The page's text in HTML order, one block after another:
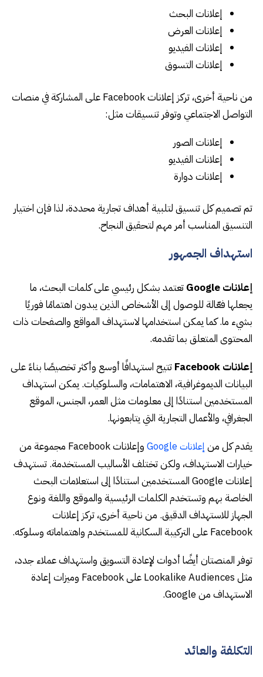
إعلانات البحث
إعلانات العرض
إعلانات الفيديو
إعلانات التسوق
من ناحية أخرى، تركز إعلانات Facebook على المشاركة في منصات
التواصل الاجتماعي وتوفر تنسيقات مثل:
إعلانات الصور
إعلانات الفيديو
إعلانات دوارة
تم تصميم كل تنسيق لتلبية أهداف تجارية محددة، لذا فإن اختيار
التنسيق المناسب أمر مهم لتحقيق النجاح.
استهداف الجمهور
إعلانات Google
تعتمد بشكل رئيسي على كلمات البحث، ما
يجعلها فعّالة للوصول إلى الأشخاص الذين يبدون اهتمامًا فوريًا
بشيء ما. كما يمكن استخدامها لاستهداف المواقع والصفحات ذات
المحتوى المتعلق بما تقدمه.
إعلانات Facebook
تتيح استهدافًا أوسع وأكثر تخصيصًا بناءً على
البيانات الديموغرافية، الاهتمامات، والسلوكيات. يمكن استهداف
المستخدمين استنادًا إلى معلومات مثل العمر، الجنس، الموقع
الجغرافي، والأعمال التجارية التي يتابعونها.
يقدم كل من إعلانات Google
وإعلانات Facebook مجموعة من
خيارات الاستهداف، ولكن تختلف الأساليب المستخدمة. تستهدف
إعلانات Google المستخدمين استنادًا إلى استعلامات البحث
الخاصة بهم وتستخدم الكلمات الرئيسية والموقع واللغة ونوع
الجهاز للاستهداف الدقيق. من ناحية أخرى، تركز إعلانات
Facebook على التركيبة السكانية للمستخدم واهتماماته وسلوكه.
توفر المنصتان أيضًا أدوات لإعادة التسويق واستهداف عملاء جدد،
مثل Lookalike Audiences على Facebook وميزات إعادة
الاستهداف من Google.
التكلفة والعائد